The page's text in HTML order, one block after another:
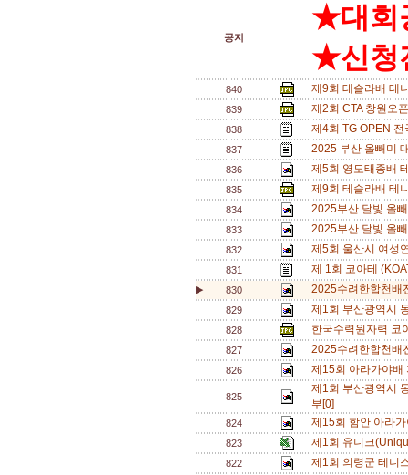
공지
★대회
★신청
840 제9회 테슬라배 테
839 제2회 CTA 창원오
838 제4회 TG OPEN
837 2025 부산 올빼미
836 제5회 영도태종배
835 제9회 테슬라배 테
834 2025부산 달빛 올
833 2025부산 달빛 올
832 제5회 울산시 여성
831 제 1회 코아테
▶ 830 2025수려한합천배
829 제1회 부산광역시
828 한국수력원자력 코
827 2025수려한합천배
826 제15회 아라가야
825
제1회 부산광역시
부[0]
824 제15회 함안 아라
823 제1회 유니크
822 제1회 의령군 테니